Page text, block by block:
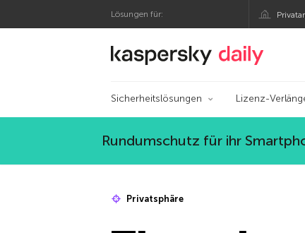
Lösungen für:
Offizieller Blog
Sicherheitslösungen Lizenz-
Rundumschutz für ihr
Privatsphäre